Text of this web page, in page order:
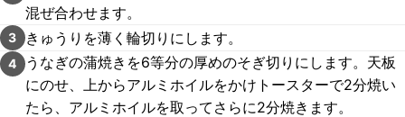
混ぜ合わせます。
3 きゅうりを薄く輪切りにします。
4
うなぎの蒲焼きを6等分の厚めのそぎ切りにします。天板
にのせ、上からアルミホイルをかけトースターで2分焼い
たら、アルミホイルを取ってさらに2分焼きます。